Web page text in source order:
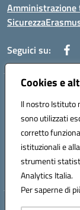
Cookies e
Il nostro Istituto
sono utilizzati
corretto
istituzionali e
strumenti
Analytics Italia.
Per saperne di
Sicurezza
Seguici su:
Centralino:
Posta elettronica
Codice fiscale:
Codice
Codice unico di